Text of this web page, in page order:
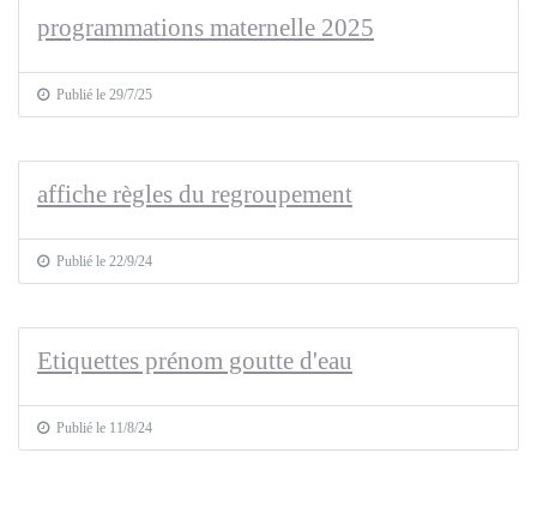
programmations maternelle 2025
Publié le 29/7/25
affiche règles du regroupement
Publié le 22/9/24
Etiquettes prénom goutte d'eau
Publié le 11/8/24